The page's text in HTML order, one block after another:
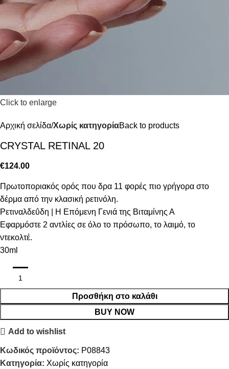
Click to enlarge
Αρχική σελίδα Χωρίς κατηγορίαBack to products
CRYSTAL RETINAL 20
€124.00
Πρωτοποριακός ορός που δρα 11 φορές πιο γρήγορα στο
δέρμα από την κλασική ρετινόλη.
Ρετιναλδεΰδη | Η Επόμενη Γενιά της Βιταμίνης Α
Εφαρμόστε 2 αντλίες σε όλο το πρόσωπο, το λαιμό, το
ντεκολτέ.
30ml
Προσθήκη στο καλάθι
BUY NOW
Add to wishlist
Κωδικός προϊόντος: Ρ08843
Κατηγορία: Χωρίς κατηγορία